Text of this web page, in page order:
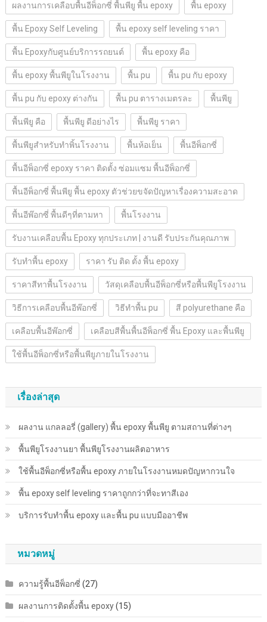
ผลงานการเคลือบพื้นอีพ็อกซี่ พื้นพียู พื้น epoxy พื้น epoxy
พื้น Epoxy Self Leveling พื้น epoxy self leveling ราคา
พื้น Epoxyกับศูนย์บริการรถยนต์ พื้น epoxy คือ
พื้น epoxy พื้นพียูในโรงงาน พื้น pu พื้น pu กับ epoxy
พื้น pu กับ epoxy ต่างกัน พื้น pu ตารางเมตรละ พื้นพียู
พื้นพียู คือ พื้นพียู ดีอย่างไร พื้นพียู ราคา
พื้นพียูสำหรับทำพิ้นโรงงาน พื้นห้อเย็น พื้นอีพ็อกซี่
พื้นอีพ็อกซี่ epoxy ราคา ติดตั้ง ซ่อมแซม พื้นอีพ็อกซี่
พื้นอีพ็อกซี่ พื้นพียู พื้น epoxy ตัวช่วยขจัดปัญหาเรื่องความสะอาด
พื้นอีพ๊อกซี่ พื้นดีๆที่ตามหา พื้นโรงงาน
รับงานเคลือบพื้น Epoxy ทุกประเภท | งานดี รับประกันคุณภาพ
รับทำพื้น epoxy ราคา รับ ติด ตั้ง พื้น epoxy
ราคาสีทาพื้นโรงงาน วัสดุเคลือบพื้นอีพ็อกซี่หรือพื้นพียูโรงงาน
วิธีการเคลือบพื้นอีพ๊อกซี่ วิธีทำพื้น pu สี polyurethane คือ
เคลือบพื้นอีพ๊อกซี่ เคลือบสีพื้นพื้นอีพ็อกซี่ พื้น Epoxy และพื้นพียู
ใช้พื้นอีพ็อกซี่หรือพื้นพียูภายในโรงงาน
เรื่องล่าสุด
ผลงาน แกลลอรี่ (gallery) พื้น epoxy พื้นพียู ตามสถานที่ต่างๆ
พื้นพียู​โรงงานยา พื้นพียู​โรงงานผลิตอาหาร
ใช้พื้นอีพ็อกซี่หรือพื้น epoxy ภายในโรงงานหมดปัญหากวนใจ
พื้น epoxy self leveling ราคาถูกกว่าที่จะทาสีเอง
บริการรับทำพื้น epoxy และพื้น pu แบบมืออาชีพ
หมวดหมู่
ความรู้พื้นอีพ็อกซี่ (27)
ผลงานการติดตั้งพื้น epoxy(15)